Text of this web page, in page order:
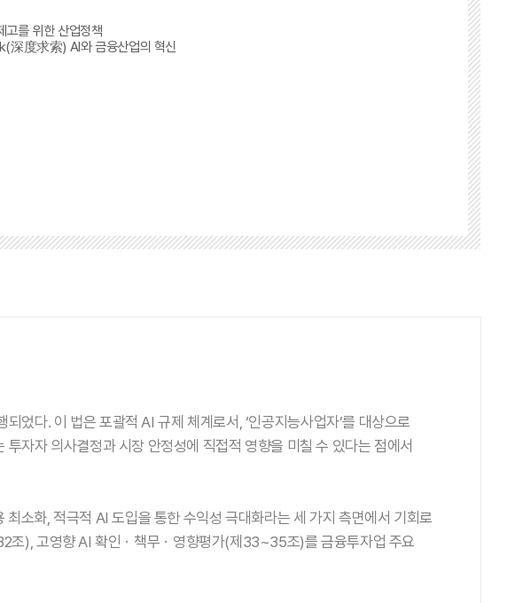
고를 위한 산업정책
深度求索) AI와 금융산업의 혁신
었다. 이 법은 포괄적 AI 규제 체계로서, ‘인공지능사업자’를 대상으로
자자 의사결정과 시장 안정성에 직접적 영향을 미칠 수 있다는 점에서
소화, 적극적 AI 도입을 통한 수익성 극대화라는 세 가지 측면에서 기회로
조), 고영향 AI 확인ㆍ책무ㆍ영향평가(제33~35조)를 금융투자업 주요